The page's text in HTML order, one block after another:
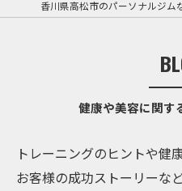
健康や美容に関す
トレーニングのヒントや健
お客様の成功ストーリーな